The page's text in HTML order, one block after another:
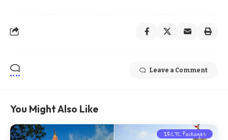
Leave a Comment
You Might Also Like
IRCTC Packages